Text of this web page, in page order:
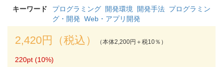
キーワード
プログラミング 開発環境 開発手法 プログラミン
グ・開発 Web・アプリ開発
2,420円（税込） （本体2,200円＋税10％）
220pt (10%)